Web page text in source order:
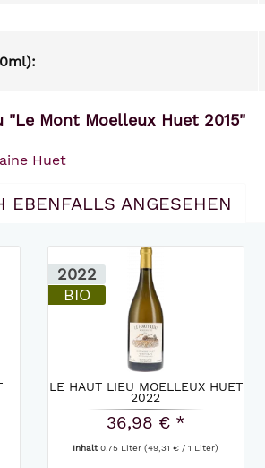
Mont Moelleux Huet 2015"
Huet
EBENFALLS ANGESEHEN
2022
BIO
LE HAUT LIEU MOELLEUX HUET
2022
36,98 € *
Inhalt0.75 Liter(49,31 € / 1 Liter)